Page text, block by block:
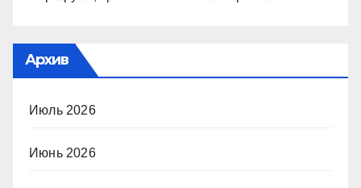
Архив
Июль 2026
Июнь 2026